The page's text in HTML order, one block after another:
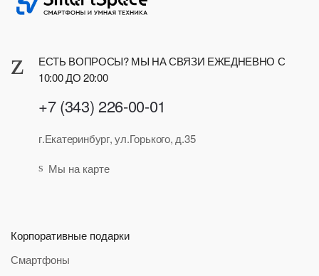
ЕСТЬ ВОПРОСЫ? МЫ НА СВЯЗИ ЕЖЕДНЕВНО С
10:00 ДО 20:00
+7 (343) 226-00-01
г.Екатеринбург, ул.Горького, д.35
Мы на карте
Корпоративные подарки
Смартфоны